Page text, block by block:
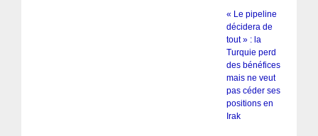
« Le pipeline
décidera de
tout » : la
Turquie perd
des bénéfices
mais ne veut
pas céder ses
positions en
Irak